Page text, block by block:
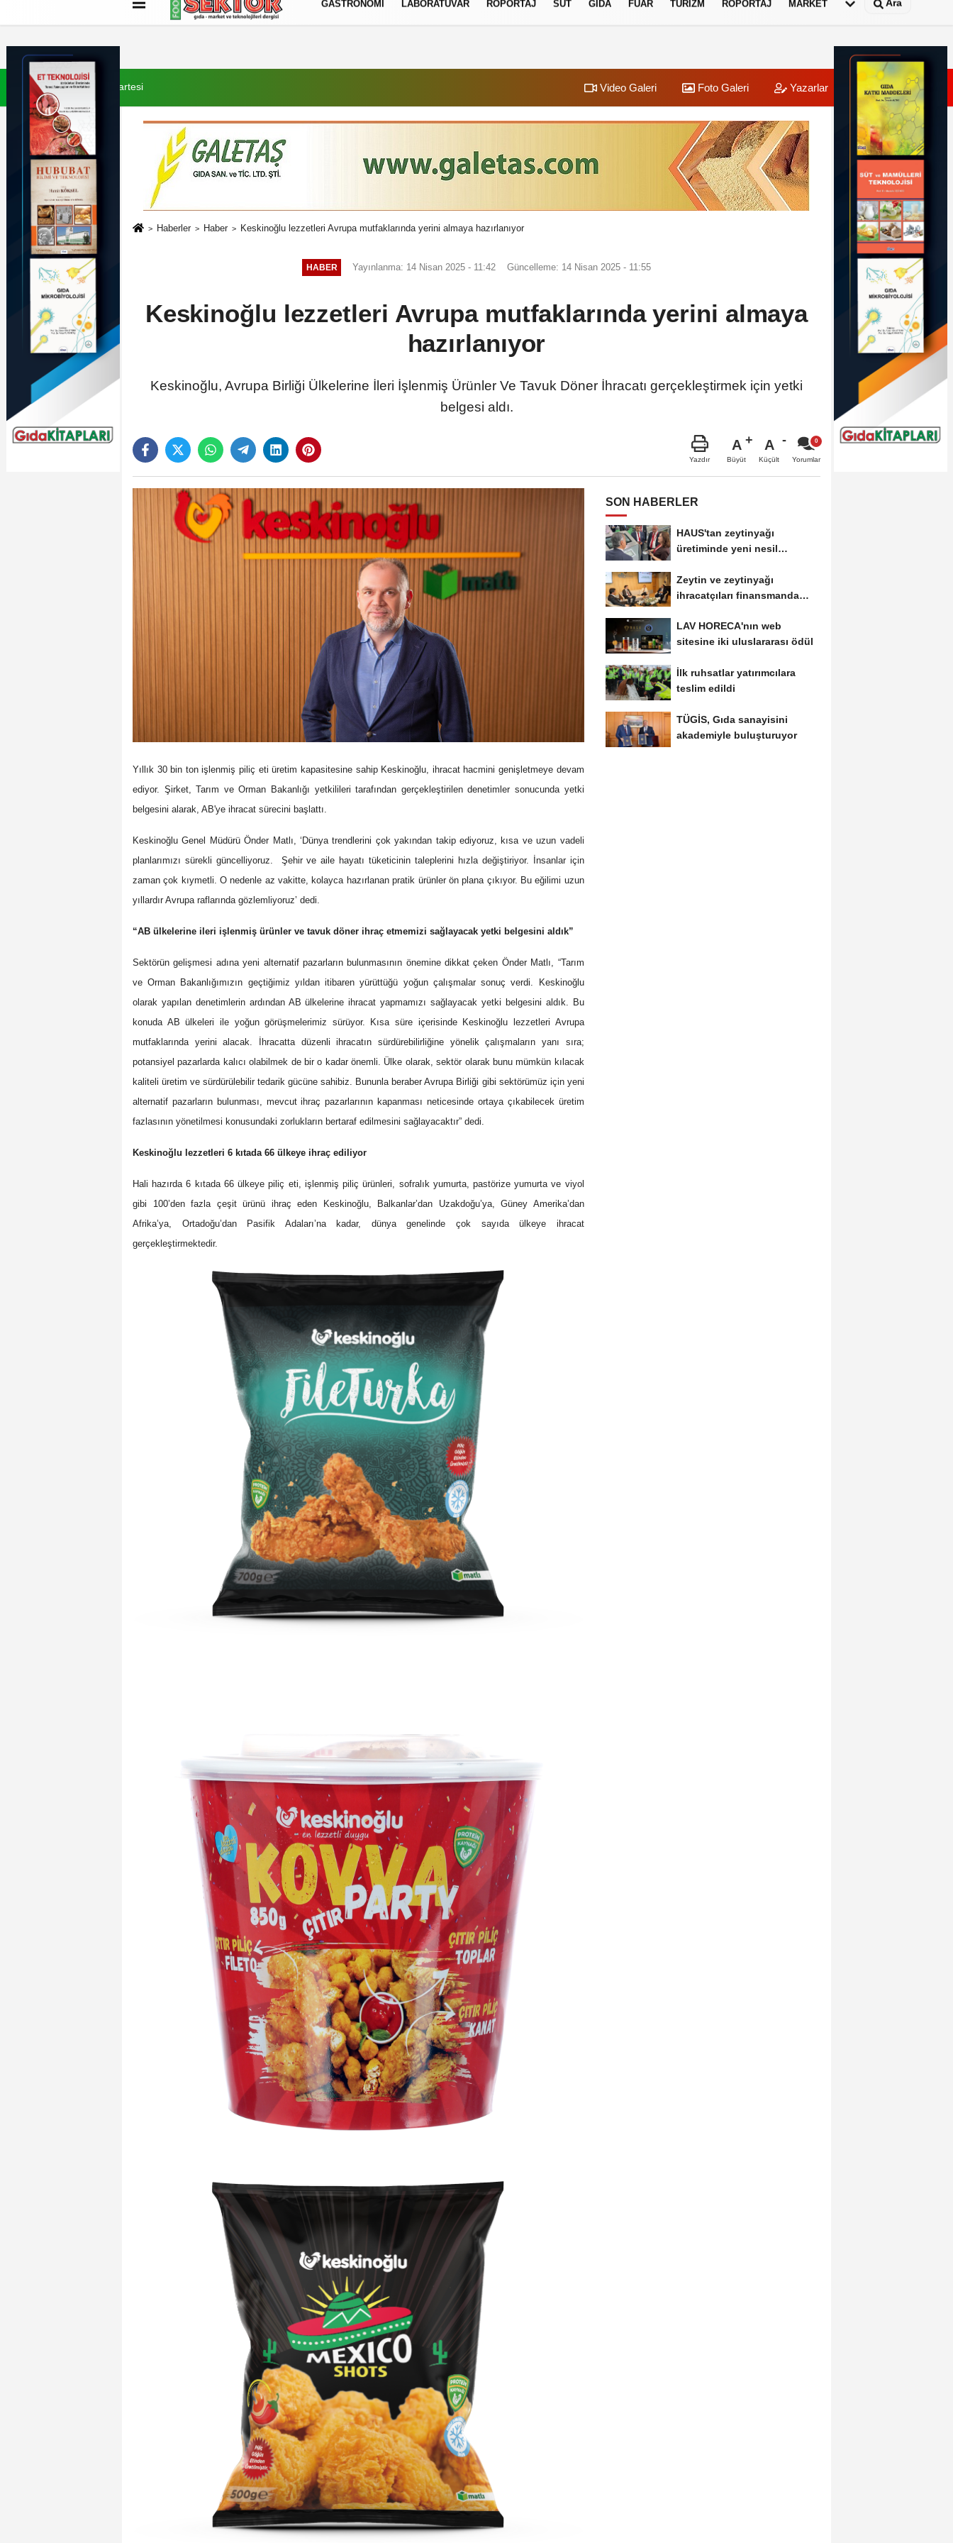
İletişim Çerez Politikası
GASTRONOMI LABORATUVAR RÖPORTAJ SÜT GIDA FUAR TURIZM RÖPORTAJ MARKET Ara
8 Ağustos 2026, Cumartesi Video Galeri Foto Galeri Yazarlar Üye Paneli
Haberler Haber Keskinoğlu lezzetleri Avrupa mutfaklarında yerini almaya hazırlanıyor
HABER Yayınlanma: 14 Nisan 2025 - 11:42 Güncelleme: 14 Nisan 2025 - 11:55
Keskinoğlu lezzetleri Avrupa mutfaklarında yerini almaya
hazırlanıyor
Keskinoğlu, Avrupa Birliği Ülkelerine İleri İşlenmiş Ürünler Ve Tavuk Döner İhracatı gerçekleştirmek için yetki
belgesi aldı.
Yazdır
A
Büyüt
A
Küçült Yorumlar
Yıllık 30 bin ton işlenmiş piliç eti üretim kapasitesine sahip Keskinoğlu, ihracat hacmini genişletmeye devam
ediyor. Şirket, Tarım ve Orman Bakanlığı yetkilileri tarafından gerçekleştirilen denetimler sonucunda yetki
belgesini alarak, AB'ye ihracat sürecini başlattı.
Keskinoğlu Genel Müdürü Önder Matlı, ‘Dünya trendlerini çok yakından takip ediyoruz, kısa ve uzun vadeli
planlarımızı sürekli güncelliyoruz. Şehir ve aile hayatı tüketicinin taleplerini hızla değiştiriyor. İnsanlar için
zaman çok kıymetli. O nedenle az vakitte, kolayca hazırlanan pratik ürünler ön plana çıkıyor. Bu eğilimi uzun
yıllardır Avrupa raflarında gözlemliyoruz’ dedi.
“AB ülkelerine ileri işlenmiş ürünler ve tavuk döner ihraç etmemizi sağlayacak yetki belgesini aldık”
Sektörün gelişmesi adına yeni alternatif pazarların bulunmasının önemine dikkat çeken Önder Matlı, “Tarım
ve Orman Bakanlığımızın geçtiğimiz yıldan itibaren yürüttüğü yoğun çalışmalar sonuç verdi. Keskinoğlu
olarak yapılan denetimlerin ardından AB ülkelerine ihracat yapmamızı sağlayacak yetki belgesini aldık. Bu
konuda AB ülkeleri ile yoğun görüşmelerimiz sürüyor. Kısa süre içerisinde Keskinoğlu lezzetleri Avrupa
mutfaklarında yerini alacak. İhracatta düzenli ihracatın sürdürebilirliğine yönelik çalışmaların yanı sıra;
potansiyel pazarlarda kalıcı olabilmek de bir o kadar önemli. Ülke olarak, sektör olarak bunu mümkün kılacak
kaliteli üretim ve sürdürülebilir tedarik gücüne sahibiz. Bununla beraber Avrupa Birliği gibi sektörümüz için yeni
alternatif pazarların bulunması, mevcut ihraç pazarlarının kapanması neticesinde ortaya çıkabilecek üretim
fazlasının yönetilmesi konusundaki zorlukların bertaraf edilmesini sağlayacaktır” dedi.
Keskinoğlu lezzetleri 6 kıtada 66 ülkeye ihraç ediliyor
Hali hazırda 6 kıtada 66 ülkeye piliç eti, işlenmiş piliç ürünleri, sofralık yumurta, pastörize yumurta ve viyol
gibi 100’den fazla çeşit ürünü ihraç eden Keskinoğlu, Balkanlar’dan Uzakdoğu’ya, Güney Amerika’dan
Afrika’ya, Ortadoğu’dan Pasifik Adaları’na kadar, dünya genelinde çok sayıda ülkeye ihracat
gerçekleştirmektedir.
SON HABERLER
HAUS'tan zeytinyağı
üretiminde yeni nesil
Zeytin ve zeytinyağı
ihracatçıları finansmanda
LAV HORECA'nın web
sitesine iki uluslararası ödül
İlk ruhsatlar yatırımcılara
teslim edildi
TÜGİS, Gıda sanayisini
akademiyle buluşturuyor